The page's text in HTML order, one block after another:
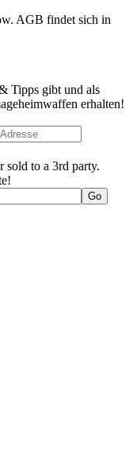
AGB findet sich in
Tipps gibt und als
erhalten!
to a 3rd party.